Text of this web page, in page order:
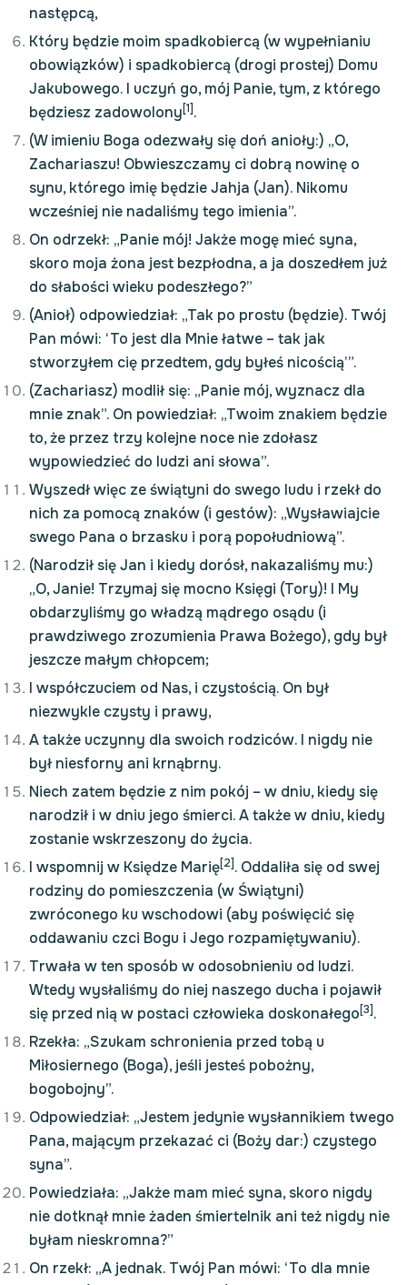
następcą,
Który będzie moim spadkobiercą (w wypełnianiu
obowiązków) i spadkobiercą (drogi prostej) Domu
Jakubowego. I uczyń go, mój Panie, tym, z którego
będziesz zadowolony[1].
(W imieniu Boga odezwały się doń anioły:) „O,
Zachariaszu! Obwieszczamy ci dobrą nowinę o
synu, którego imię będzie Jahja (Jan). Nikomu
wcześniej nie nadaliśmy tego imienia”.
On odrzekł: „Panie mój! Jakże mogę mieć syna,
skoro moja żona jest bezpłodna, a ja doszedłem już
do słabości wieku podeszłego?”
(Anioł) odpowiedział: „Tak po prostu (będzie). Twój
Pan mówi: ‘To jest dla Mnie łatwe – tak jak
stworzyłem cię przedtem, gdy byłeś nicością’”.
(Zachariasz) modlił się: „Panie mój, wyznacz dla
mnie znak”. On powiedział: „Twoim znakiem będzie
to, że przez trzy kolejne noce nie zdołasz
wypowiedzieć do ludzi ani słowa”.
Wyszedł więc ze świątyni do swego ludu i rzekł do
nich za pomocą znaków (i gestów): „Wysławiajcie
swego Pana o brzasku i porą popołudniową”.
(Narodził się Jan i kiedy dorósł, nakazaliśmy mu:)
„O, Janie! Trzymaj się mocno Księgi (Tory)! I My
obdarzyliśmy go władzą mądrego osądu (i
prawdziwego zrozumienia Prawa Bożego), gdy był
jeszcze małym chłopcem;
I współczuciem od Nas, i czystością. On był
niezwykle czysty i prawy,
A także uczynny dla swoich rodziców. I nigdy nie
był niesforny ani krnąbrny.
Niech zatem będzie z nim pokój – w dniu, kiedy się
narodził i w dniu jego śmierci. A także w dniu, kiedy
zostanie wskrzeszony do życia.
I wspomnij w Księdze Marię[2]. Oddaliła się od swej
rodziny do pomieszczenia (w Świątyni)
zwróconego ku wschodowi (aby poświęcić się
oddawaniu czci Bogu i Jego rozpamiętywaniu).
Trwała w ten sposób w odosobnieniu od ludzi.
Wtedy wysłaliśmy do niej naszego ducha i pojawił
się przed nią w postaci człowieka doskonałego[3].
Rzekła: „Szukam schronienia przed tobą u
Miłosiernego (Boga), jeśli jesteś pobożny,
bogobojny”.
Odpowiedział: „Jestem jedynie wysłannikiem twego
Pana, mającym przekazać ci (Boży dar:) czystego
syna”.
Powiedziała: „Jakże mam mieć syna, skoro nigdy
nie dotknął mnie żaden śmiertelnik ani też nigdy nie
byłam nieskromna?”
On rzekł: „A jednak. Twój Pan mówi: ‘To dla mnie